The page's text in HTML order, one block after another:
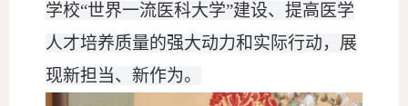
学校“世界一流医科大学”建设、提高医学
人才培养质量的强大动力和实际行动，展
现新担当、新作为。